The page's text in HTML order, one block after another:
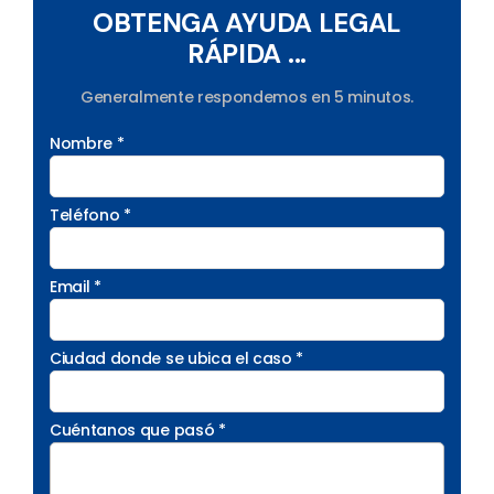
OBTENGA AYUDA LEGAL
RÁPIDA ...
Generalmente respondemos en 5 minutos.
Nombre *
Teléfono *
Email *
Ciudad donde se ubica el caso *
Cuéntanos que pasó *